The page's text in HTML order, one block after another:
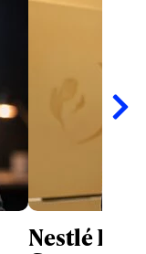
Nestlé